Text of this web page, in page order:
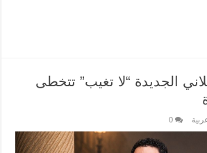
الجديدة “لا تغيب” تتخطى
0